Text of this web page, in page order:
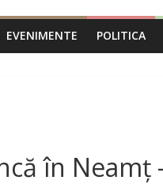
EVENIMENTE POLITICA
în Neamț